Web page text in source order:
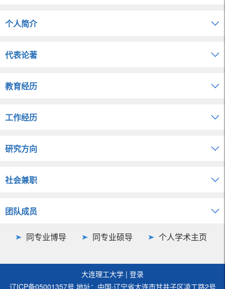
个人简介
代表论著
教育经历
工作经历
研究方向
社会兼职
团队成员
同专业博导 同专业硕导 个人学术主页
大连理工大学 | 登录
辽ICP备05001357号 地址：中国·辽宁省大连市甘井子区凌工路2号